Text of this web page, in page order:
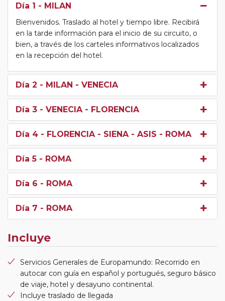
Día 1 - MILAN
Bienvenidos. Traslado al hotel y tiempo libre. Recibirá
en la tarde información para el inicio de su circuito, o
bien, a través de los carteles informativos localizados
en la recepción del hotel.
Día 2 - MILAN - VENECIA
Día 3 - VENECIA - FLORENCIA
Día 4 - FLORENCIA - SIENA - ASIS - ROMA
Día 5 - ROMA
Día 6 - ROMA
Día 7 - ROMA
Incluye
Servicios Generales de Europamundo: Recorrido en
autocar con guía en español y portugués, seguro básico
de viaje, hotel y desayuno continental.
Incluye traslado de llegada